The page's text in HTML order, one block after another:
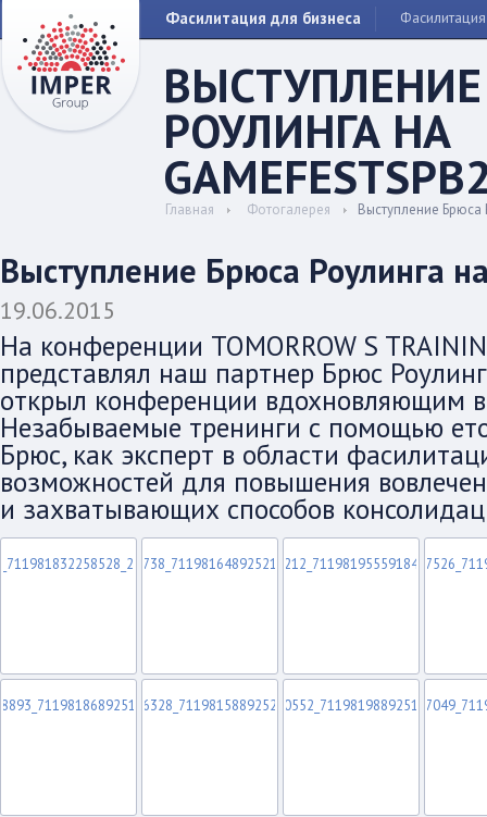
Фасилитация для бизнеса Фасилитация
РОУЛИНГА НА
Главная Фотогалерея Выступление
Выступление Брюса Роулинга
19.06.2015
На конференции TOMORROW S
представлял наш партнер Брюс
открыл конференции вдохновляющим
Незабываемые тренинги с помощью
Брюс, как эксперт в области
возможностей для повышения
и захватывающих способов